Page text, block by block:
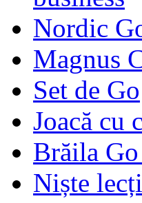
Nordic
Magnus
Set de Go
Joacă cu
Brăila
Niște